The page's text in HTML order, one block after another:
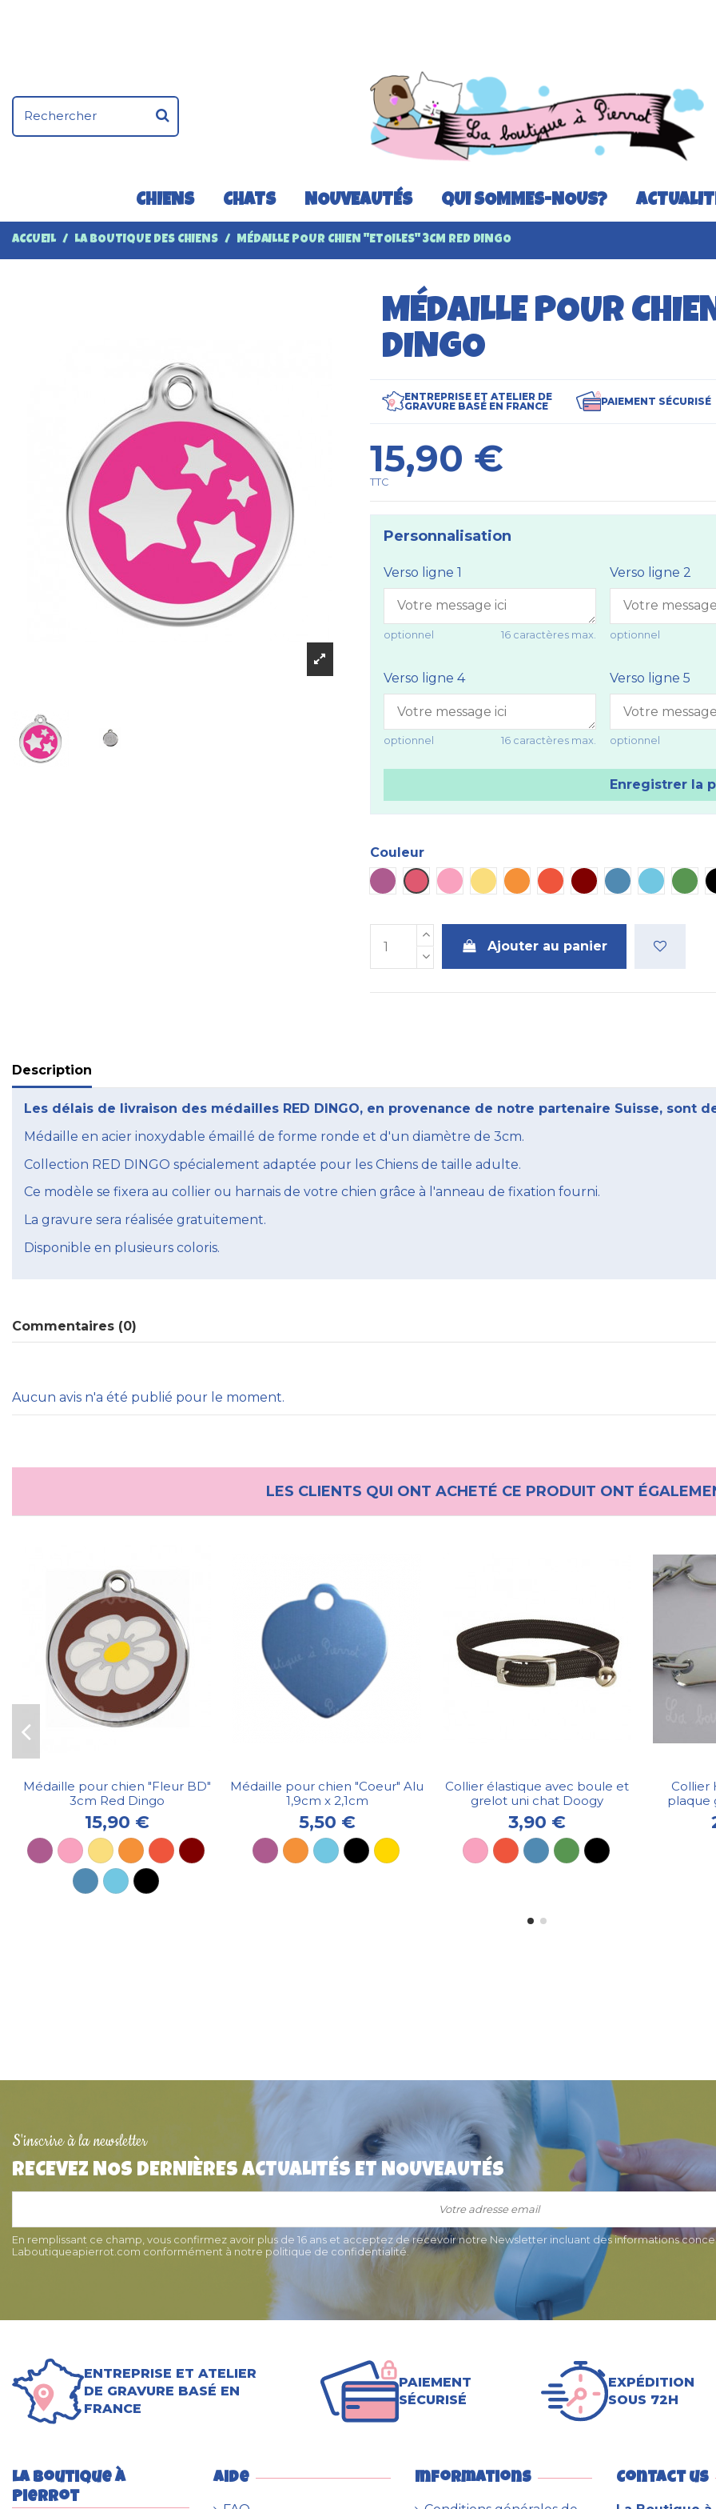
CHIENS CHATS NOUVEAUTÉS QUI SOMMES-NOUS?
ACCUEIL LA BOUTIQUE DES CHIENS MÉDAILLE POUR CHIEN "ETOILES" 3CM RED DINGO
MÉDAILLE POUR
DINGO
ENTREPRISE ET ATELIER DE
GRAVURE BASÉ EN FRANCE
PAIEMENT SÉCURISÉ
15,90 €
TTC
Personnalisation
Verso ligne 1
optionnel 16 caractères max.
Verso ligne 2
optionnel
Verso ligne 4
optionnel 16 caractères max.
Verso ligne 5
optionnel
Enregistrer la
Couleur
Violet
Rose vifRose Jaune OrangeRouge MarronBleu Bleu ciel
Vert
Ajouter au panier
Description
Les délais de livraison des médailles RED DINGO, en provenance de notre partenaire Suisse, sont
Médaille en acier inoxydable émaillé de forme ronde et d'un diamètre de 3cm.
Collection RED DINGO spécialement adaptée pour les Chiens de taille adulte.
Ce modèle se fixera au collier ou harnais de votre chien grâce à l'anneau de fixation fourni.
La gravure sera réalisée gratuitement.
Disponible en plusieurs coloris.
Commentaires (0)
Aucun avis n'a été publié pour le moment.
LES CLIENTS QUI ONT ACHETÉ CE PRODUIT ONT
Médaille pour chien "Fleur BD"
3cm Red Dingo
15,90 €
Médaille pour chien "Coeur" Alu
1,9cm x 2,1cm
5,50 €
Collier élastique avec boule et
grelot uni chat Doogy
3,90 €
Collier
plaque
Médaille pour chien "Patte
Médaille pour chien "Chien
Sympa" 3cm Red Dingo
Médaille pour chat "Patte
strass" 2cm
8,46 €
S'inscrire à la newsletter
RECEVEZ NOS DERNIÈRES ACTUALITÉS ET NOUVEAUTÉS
En remplissant ce champ, vous confirmez avoir plus de 16 ans et acceptez de recevoir notre Newsletter incluant des informations
Laboutiqueapierrot.com conformément à notre politique de confidentialité.
ENTREPRISE ET ATELIER
DE GRAVURE BASÉ EN
FRANCE
PAIEMENT
SÉCURISÉ
EXPÉDITION
SOUS 72H
La boutique à
Pierrot
Aide Informations Contact us